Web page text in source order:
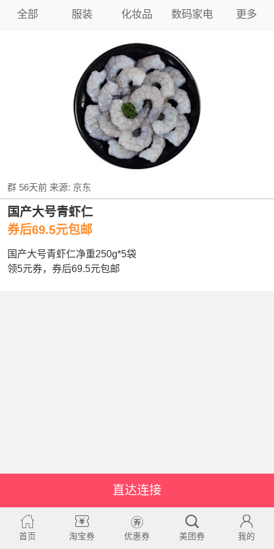
全部 服装 化妆品 数码家电 更多
群 56天前来源: 京东
国产大号青虾仁
券后69.5元包邮
国产大号青虾仁净重250g*5袋
领5元券，券后69.5元包邮
直达连接
首页 淘宝券 优惠券 美团券 我的